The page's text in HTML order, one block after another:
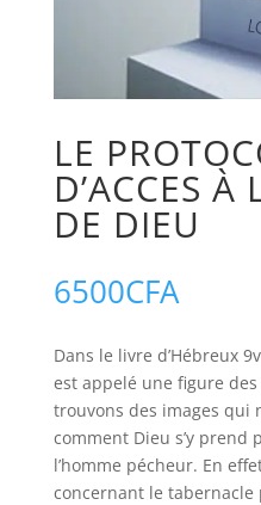
LE
D’ACCES À
DE DIEU
6500CFA
Dans le livre d’Hébreux
est appelé une figure
trouvons des images qui
comment Dieu s’y
l’homme pécheur. En
concernant le